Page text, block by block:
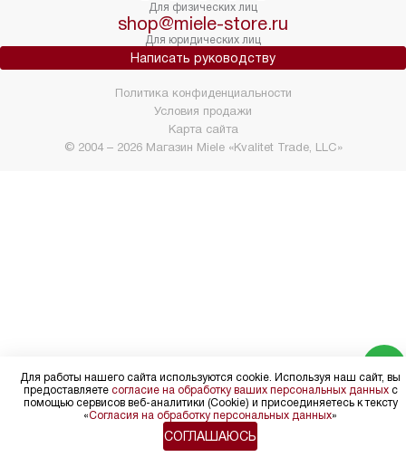
Для физических лиц
shop@miele-store.ru
Для юридических лиц
Написать руководству
© 2004 – 2026 Магазин Miele «Kvalitet Trade, LLC»
Политика конфиденциальности
Условия продажи
Карта сайта
Для работы нашего сайта используются cookie. Используя наш сайт, вы
предоставляете согласие на обработку ваших персональных данныхс
помощью сервисов веб-аналитики (Cookie) и присоединяетесь к тексту
«Согласия на обработку персональных данных»
СОГЛАШАЮСЬ